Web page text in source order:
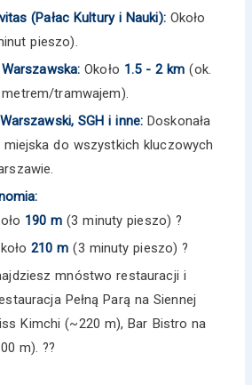
(Pałac Kultury i Nauki):Około
pieszo).
Około 1.5 - 2 km (ok.
tramwajem).
SGH i inne: Doskonała
miejska do wszystkich kluczowych
190 m (3 minuty pieszo) ?
210 m (3 minuty pieszo) ?️
mnóstwo restauracji i
Pełną Parą na Siennej
Kimchi (~220 m), Bar Bistro na
m). ??